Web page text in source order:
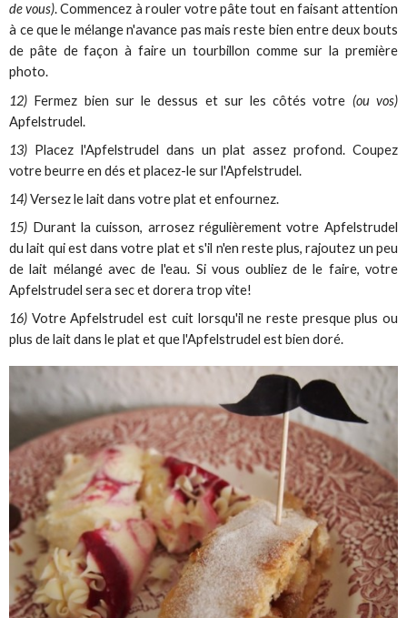
de vous). Commencez à rouler votre pâte tout en faisant attention
à ce que le mélange n'avance pas mais reste bien entre deux bouts
de pâte de façon à faire un tourbillon comme sur la première
photo.
12) Fermez bien sur le dessus et sur les côtés votre (ou vos)
Apfelstrudel.
13) Placez l'Apfelstrudel dans un plat assez profond. Coupez
votre beurre en dés et placez-le sur l'Apfelstrudel.
14)Versez le lait dans votre plat et enfournez.
15) Durant la cuisson, arrosez régulièrement votre Apfelstrudel
du lait qui est dans votre plat et s'il n'en reste plus, rajoutez un peu
de lait mélangé avec de l'eau. Si vous oubliez de le faire, votre
Apfelstrudel sera sec et dorera trop vite!
16) Votre Apfelstrudel est cuit lorsqu'il ne reste presque plus ou
plus de lait dans le plat et que l'Apfelstrudel est bien doré.